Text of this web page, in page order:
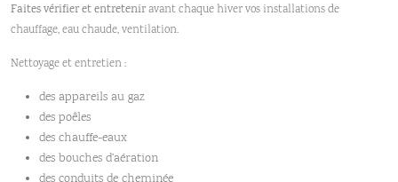
Faites vérifier et entreteniravant chaque hiver vos installations de
chauffage, eau chaude, ventilation.
Nettoyage et entretien :
des appareils au gaz
des poêles
des chauffe-eaux
des bouches d’aération